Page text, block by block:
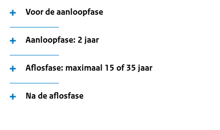
Voor de aanloopfase
Aanloopfase: 2 jaar
Aflosfase: maximaal 15 of 35 jaar
Na de aflosfase